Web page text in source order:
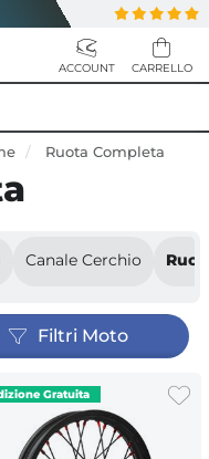
Ruota Completa
Canale Cerchio
Filtri Moto